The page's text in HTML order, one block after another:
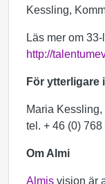
Kessling,
Läs mer om
http://
För ytterligare
Maria
tel. + 46 (0)
Om Almi
Almis vision är